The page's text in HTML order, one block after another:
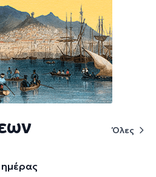
Όλες